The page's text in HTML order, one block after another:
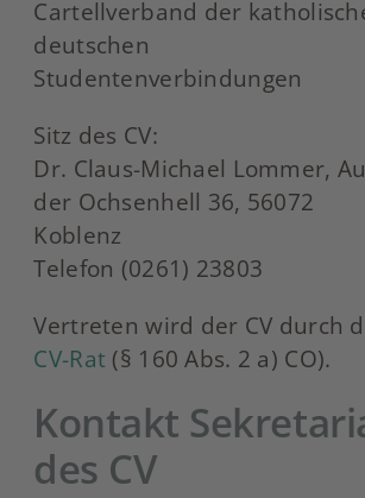
Cartellverband der
deutschen
Studentenverbindungen
Sitz des CV:
Dr. Claus-Michael Lommer,
der Ochsenhell 36, 56072
Koblenz
Telefon (0261) 23803
Vertreten wird der CV durch
CV-Rat (§ 160 Abs. 2 a) CO).
Kontakt
des CV